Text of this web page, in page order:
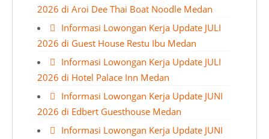
2026 di Aroi Dee Thai Boat Noodle Medan
Informasi Lowongan Kerja Update JULI
2026 di Guest House Restu Ibu Medan
Informasi Lowongan Kerja Update JULI
2026 di Hotel Palace Inn Medan
Informasi Lowongan Kerja Update JUNI
2026 di Edbert Guesthouse Medan
Informasi Lowongan Kerja Update JUNI